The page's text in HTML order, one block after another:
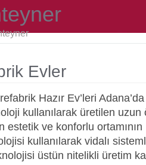
Evler
Hazır Ev’leri
kullanılarak üretilen
estetik ve konforlu ortamının
kullanılarak vidalı
üstün nitelikli üretim